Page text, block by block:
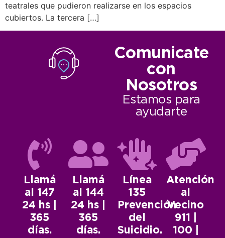
teatrales que pudieron realizarse en los espacios
cubiertos. La tercera […]
Comunicate
con
Nosotros
Estamos para
ayudarte
Llamá
al 147
24 hs |
365
días.
Llamá
al 144
24 hs |
365
días.
Línea
135
Prevención
del
Suicidio.
Atención
al
Vecino
911 |
100 |